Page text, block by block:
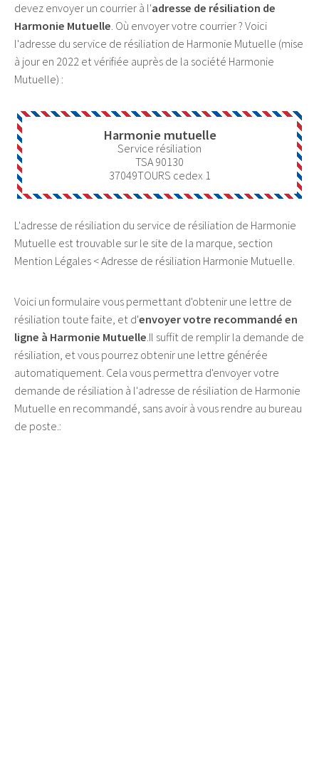
devez envoyer un courrier à l'adresse de résiliation de
Harmonie Mutuelle. Où envoyer votre courrier ? Voici
l'adresse du service de résiliation de Harmonie Mutuelle (mise
à jour en 2022 et vérifiée auprès de la société Harmonie
Mutuelle) :
Harmonie mutuelle
Service résiliation
TSA 90130
37049TOURS cedex 1
L'adresse de résiliation du service de résiliation de Harmonie
Mutuelle est trouvable sur le site de la marque, section
Mention Légales < Adresse de résiliation Harmonie Mutuelle.
Voici un formulaire vous permettant d'obtenir une lettre de
résiliation toute faite, et d'envoyer votre recommandé en
ligne à Harmonie Mutuelle .Il suffit de remplir la demande de
résiliation, et vous pourrez obtenir une lettre générée
automatiquement. Cela vous permettra d'envoyer votre
demande de résiliation à l'adresse de résiliation de Harmonie
Mutuelle en recommandé, sans avoir à vous rendre au bureau
de poste.: